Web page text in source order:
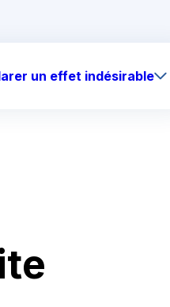
un effet indésirable